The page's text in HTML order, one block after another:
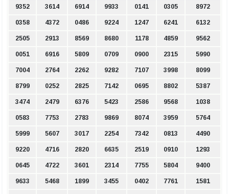
9352 3614 6914 9933 0141 0305 8972
0358 4372 0486 9224 1247 6241 6132
2505 2913 8569 8680 1178 4859 9562
0051 6916 5809 0709 0900 2315 5990
7004 2764 2262 9282 7107 3998 8099
8799 0252 2825 7142 0695 8802 5387
3474 2479 6376 5423 2586 9568 1038
0583 7753 2783 9869 8074 3959 5764
5999 5607 3017 2254 7342 0813 4490
9220 4716 2820 6635 2519 0910 1293
0645 4722 3601 2314 7755 5804 9400
9633 5468 1899 3455 0402 7761 1581